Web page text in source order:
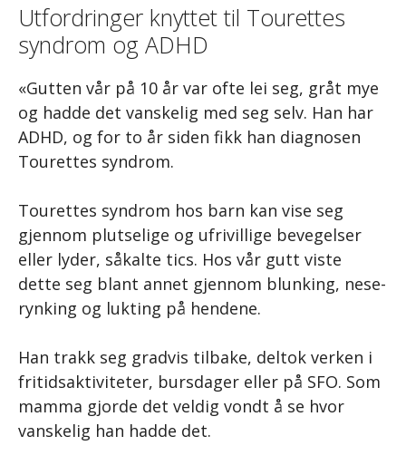
Utfordringer knyttet til Tourettes
syndrom og ADHD
«Gutten vår på 10 år var ofte lei seg, gråt mye
og hadde det vanskelig med seg selv. Han har
ADHD, og for to år siden fikk han diagnosen
Tourettes syndrom.
Tourettes syndrom hos barn kan vise seg
gjennom plutselige og ufrivillige bevegelser
eller lyder, såkalte tics. Hos vår gutt viste
dette seg blant annet gjennom blunking, nese-
rynking og lukting på hendene.
Han trakk seg gradvis tilbake, deltok verken i
fritidsaktiviteter, bursdager eller på SFO. Som
mamma gjorde det veldig vondt å se hvor
vanskelig han hadde det.